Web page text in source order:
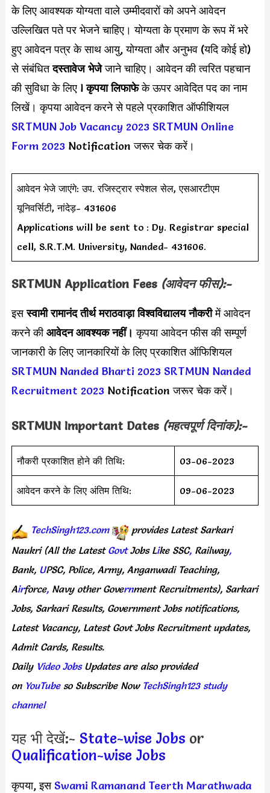
के लिए आवश्यक योग्यता वाले उम्मीदवारों को अपने आवेदन
उल्लिखित पते पर भेजने चाहिए। योग्यता के प्रमाण के रूप में भरे
हुए आवेदन पत्र के साथ आयु, योग्यता और अनुभव (यदि कोई हो)
से संबंधितदस्तावेज भेजेजाने चाहिए। आवेदन की त्वरित पहचान
की सुविधा के लिए lकृपया लिफाफेके ऊपर आवेदित पद का नाम
लिखें। कृपया आवेदन करने से पहले प्रकाशित ऑफीशियल
SRTMUN Job Vacancy 2023SRTMUN Online
Form 2023Notification जरूर चेक करें।
आवेदन भेजे जाएंगे: उप. रजिस्ट्रार स्पेशल सेल, एसआरटीएम
यूनिवर्सिटी, नांदेड़- 431606
Applications will be sent to : Dy. Registrar special
cell, S.R.T.M. University, Nanded- 431606.
SRTMUN Application Fees (आवेदन फीस):-
इसस्वामी रामानंद तीर्थ मराठवाड़ा विश्वविद्यालय नौकरीमें आवेदन
करने कीआवेदन आवश्यक नहीं। कृपया आवेदन फीस की सम्पूर्ण
जानकारी के लिए जानकारियों के लिए प्रकाशित ऑफिशियल
SRTMUN Nanded Bharti 2023 SRTMUN Nanded
Recruitment 2023 Notification जरूर चेक करें।
SRTMUN Important Dates (महत्वपूर्ण दिनांक):-
नौकरी प्रकाशित होने की तिथि: 03-06-2023
आवेदन करने के लिए अंतिम तिथि: 09-06-2023
TechSingh123.com provides Latest Sarkari
Naukri (All the Latest Govt Jobs Like SSC, Railway,
Bank, UPSC, Police, Army, Anganwadi Teaching,
Airforce, Navy other Government Recruitments), Sarkari
Jobs, Sarkari Results, Government Jobs notifications,
Latest Vacancy, Latest Govt Jobs Recruitment updates,
Admit Cards, Results.
Daily Video JobsUpdates are also provided
on YouTubeso Subscribe Now TechSingh123 study
channel
यह भी देखें:- State-wise Jobs or
Qualification-wise Jobs
कृपया, इस Swami Ramanand Teerth Marathwada